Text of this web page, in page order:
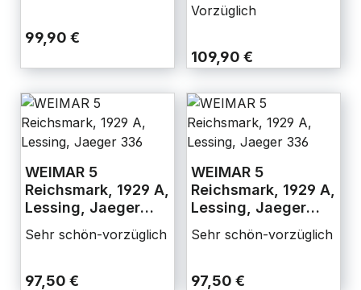
99,90 €
Vorzüglich
109,90 €
WEIMAR 5
Reichsmark, 1929 A,
Lessing, Jaeger
Sehr schön-vorzüglich
97,50 €
WEIMAR 5
Reichsmark, 1929 A,
Lessing, Jaeger
Sehr schön-vorzüglich
97,50 €